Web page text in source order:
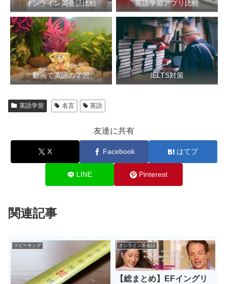
オンライン英会話比較 英語学習アプリ比較
動画で英語の学習 IELTS対策
英語学習 名言 英語
友達に共有
X Facebook はてブ
LINE Pinterest
関連記事
スピーキング オンライン英会話
【総まとめ】EFイングリ